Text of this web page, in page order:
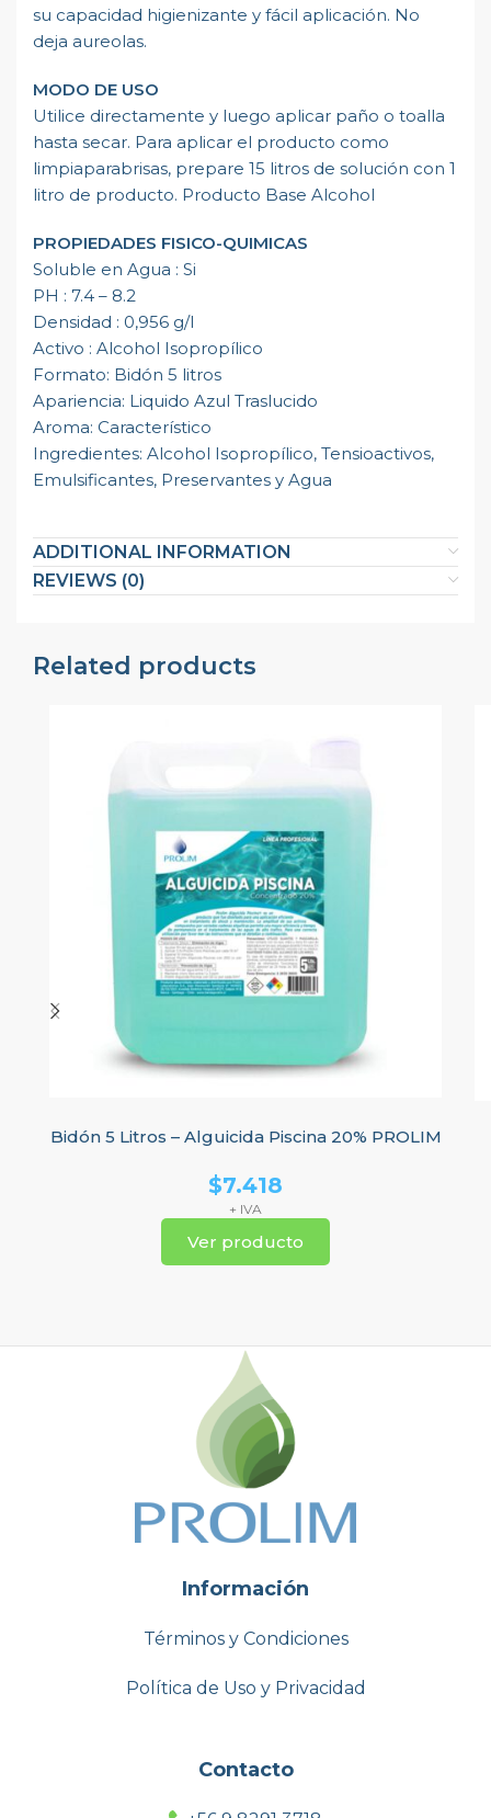
su capacidad higienizante y fácil aplicación. No
deja aureolas.
MODO DE USO
Utilice directamente y luego aplicar paño o toalla
hasta secar. Para aplicar el producto como
limpiaparabrisas, prepare 15 litros de solución con 1
litro de producto. Producto Base Alcohol
PROPIEDADES FISICO-QUIMICAS
Soluble en Agua : Si
PH : 7.4 – 8.2
Densidad : 0,956 g/l
Activo : Alcohol Isopropílico
Formato: Bidón 5 litros
Apariencia: Liquido Azul Traslucido
Aroma: Característico
Ingredientes: Alcohol Isopropílico, Tensioactivos,
Emulsificantes, Preservantes y Agua
ADDITIONAL INFORMATION
REVIEWS (0)
Related products
Bidón 5 Litros – Alguicida Piscina 20% PROLIM
$7.418
+ IVA
Ver producto
Información
Términos y Condiciones
Política de Uso y Privacidad
Contacto